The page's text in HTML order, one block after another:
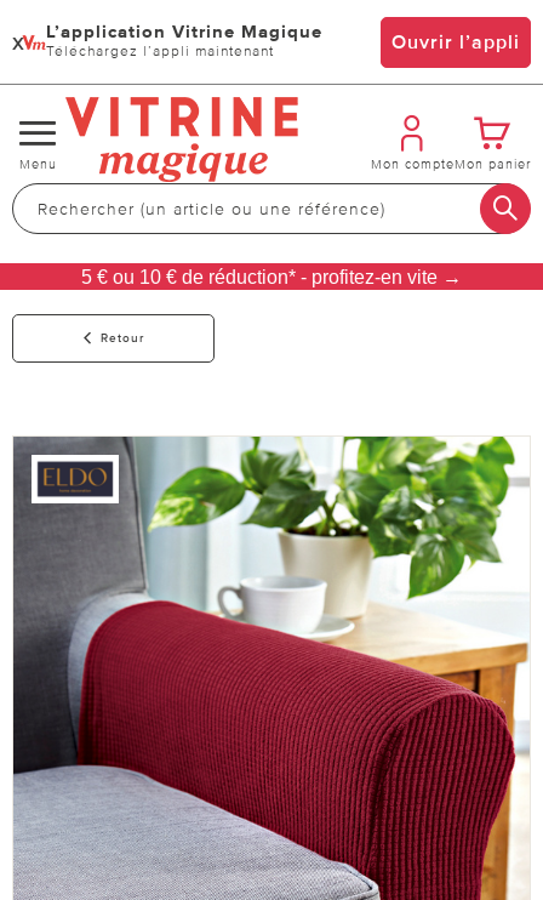
x L’application Vitrine Magique
Téléchargez l’appli maintenant Ouvrir l’appli
Changer
de
navigation
Menu Mon compteMon panier
5 € ou 10 € de réduction* - profitez-en vite →
Retour